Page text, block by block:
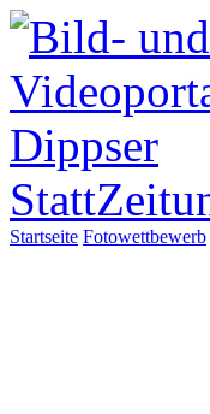
Startseite Fotowettbewerb